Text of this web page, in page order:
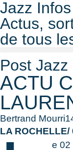
Jazz
Actus,
de tous
Post Jazz
ACTU
Bertrand Mourri
LA
e 02